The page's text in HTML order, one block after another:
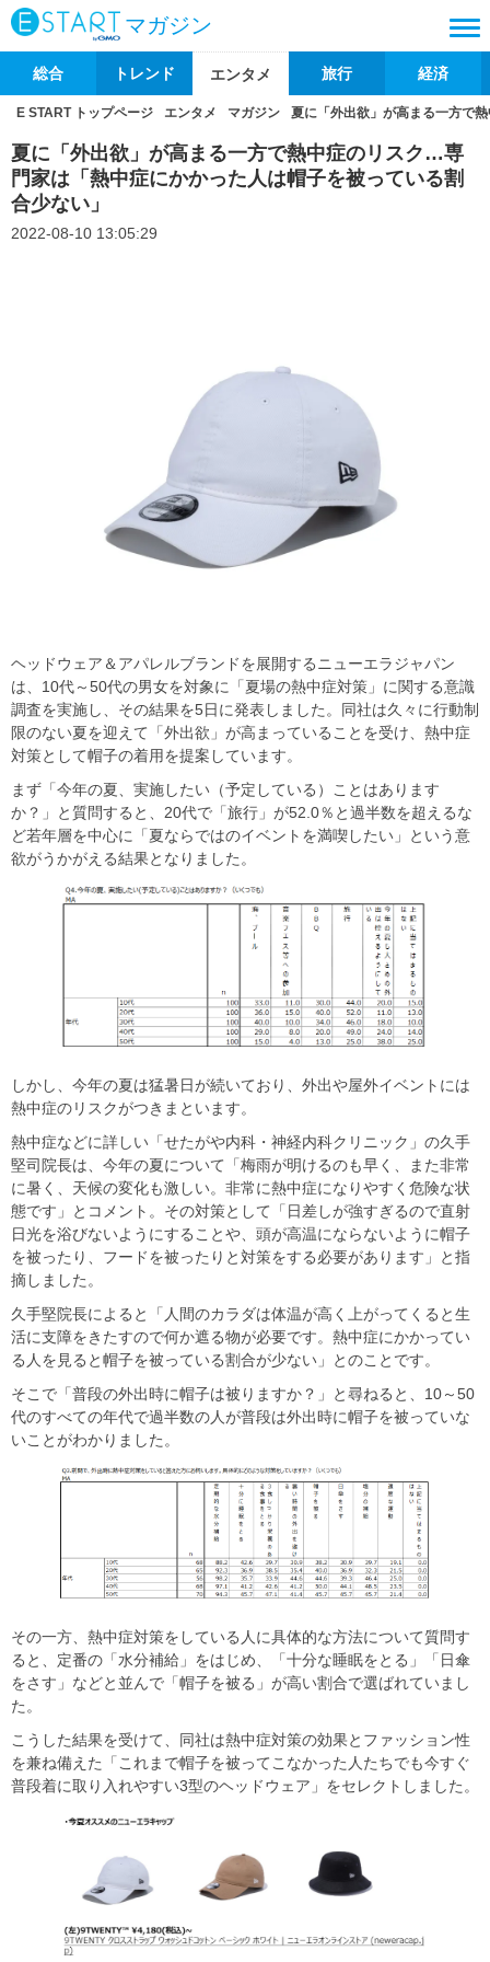
マガジン
総合 トレンド エンタメ 旅行 経済
E START トップページ エンタメ マガジン 夏に「外出欲」が高まる一方で
夏に「外出欲」が高まる一方で熱中症のリスク…専
門家は「熱中症にかかった人は帽子を被っている割
合少ない」
2022-08-10 13:05:29
ヘッドウェア＆アパレルブランドを展開するニューエラジャパン
は、10代～50代の男女を対象に「夏場の熱中症対策」に関する意識
調査を実施し、その結果を5日に発表しました。同社は久々に行動制
限のない夏を迎えて「外出欲」が高まっていることを受け、熱中症
対策として帽子の着用を提案しています。
まず「今年の夏、実施したい（予定している）ことはあります
か？」と質問すると、20代で「旅行」が52.0％と過半数を超えるな
ど若年層を中心に「夏ならではのイベントを満喫したい」という意
欲がうかがえる結果となりました。
しかし、今年の夏は猛暑日が続いており、外出や屋外イベントには
熱中症のリスクがつきまといます。
熱中症などに詳しい「せたがや内科・神経内科クリニック」の久手
堅司院長は、今年の夏について「梅雨が明けるのも早く、また非常
に暑く、天候の変化も激しい。非常に熱中症になりやすく危険な状
態です」とコメント。その対策として「日差しが強すぎるので直射
日光を浴びないようにすることや、頭が高温にならないように帽子
を被ったり、フードを被ったりと対策をする必要があります」と指
摘しました。
久手堅院長によると「人間のカラダは体温が高く上がってくると生
活に支障をきたすので何か遮る物が必要です。熱中症にかかってい
る人を見ると帽子を被っている割合が少ない」とのことです。
そこで「普段の外出時に帽子は被りますか？」と尋ねると、10～50
代のすべての年代で過半数の人が普段は外出時に帽子を被っていな
いことがわかりました。
その一方、熱中症対策をしている人に具体的な方法について質問す
ると、定番の「水分補給」をはじめ、「十分な睡眠をとる」「日傘
をさす」などと並んで「帽子を被る」が高い割合で選ばれていまし
た。
こうした結果を受けて、同社は熱中症対策の効果とファッション性
を兼ね備えた「これまで帽子を被ってこなかった人たちでも今すぐ
普段着に取り入れやすい3型のヘッドウェア」をセレクトしました。